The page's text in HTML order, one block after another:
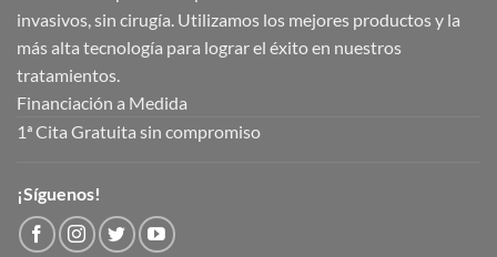
invasivos, sin cirugía. Utilizamos los mejores productos y la
más alta tecnología para lograr el éxito en nuestros
tratamientos.
Financiación a Medida
1ª Cita Gratuita sin compromiso
¡Síguenos!